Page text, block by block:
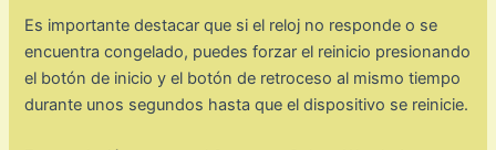
Es importante destacar que si el reloj no responde o se
encuentra congelado, puedes forzar el reinicio presionando
el botón de inicio y el botón de retroceso al mismo tiempo
durante unos segundos hasta que el dispositivo se reinicie.